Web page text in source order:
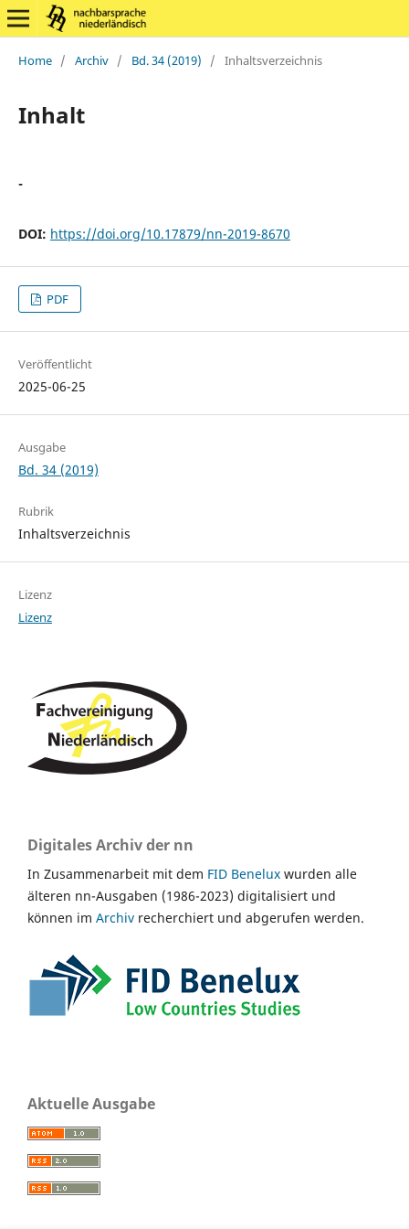
Home / Archiv / Bd. 34 (2019) / Inhaltsverzeichnis
Inhalt
-
DOI: https://doi.org/10.17879/nn-2019-8670
PDF
Veröffentlicht
2025-06-25
Ausgabe
Bd. 34 (2019)
Rubrik
Inhaltsverzeichnis
Lizenz
Lizenz
Digitales Archiv der nn
In Zusammenarbeit mit dem FID Benelux wurden alle
älteren nn-Ausgaben (1986-2023) digitalisiert und
können im Archiv recherchiert und abgerufen werden.
Aktuelle Ausgabe